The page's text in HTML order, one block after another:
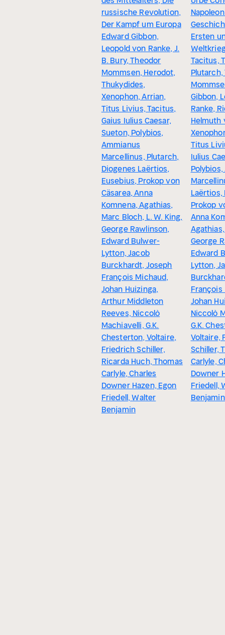
russische Revolution,
Der Kampf um Europa
Edward Gibbon,
Leopold von Ranke, J.
B. Bury, Theodor
Mommsen, Herodot,
Thukydides,
Xenophon, Arrian,
Titus Livius, Tacitus,
Gaius Iulius Caesar,
Sueton, Polybios,
Ammianus
Marcellinus, Plutarch,
Diogenes Laërtios,
Eusebius, Prokop von
Cäsarea, Anna
Komnena, Agathias,
Marc Bloch, L. W. King,
George Rawlinson,
Edward Bulwer-
Lytton, Jacob
Burckhardt, Joseph
François Michaud,
Johan Huizinga,
Arthur Middleton
Reeves, Niccolò
Machiavelli, G.K.
Chesterton, Voltaire,
Friedrich Schiller,
Ricarda Huch, Thomas
Carlyle, Charles
Downer Hazen, Egon
Friedell, Walter
Benjamin
Ersten
Tacitus,
Gibbon,
Ranke,
Helmuth
Titus
Iulius
Laërtios,
Prokop
Anna
George
Edward
Lytton,
François
Johan
Niccolò
G.K.
Voltaire,
Schiller,
Carlyle,
Downer
Friedell,
Benjamin